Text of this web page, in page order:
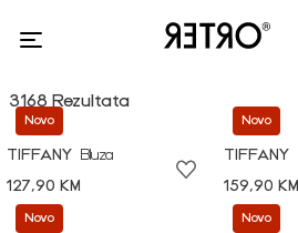
3168 Rezultata
Novo
TIFFANY
Bluza
127,90 KM
Novo
TIFFANY
159,90 KM
Novo Novo